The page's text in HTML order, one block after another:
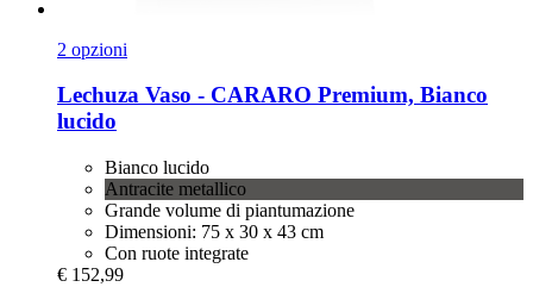
2 opzioni
Lechuza Vaso -​ CARARO Premium, Bianco
lucido
Bianco lucido
Antracite metallico
Grande volume di piantumazione
Dimensioni: 75 x 30 x 43 cm
Con ruote integrate
€ 152,99